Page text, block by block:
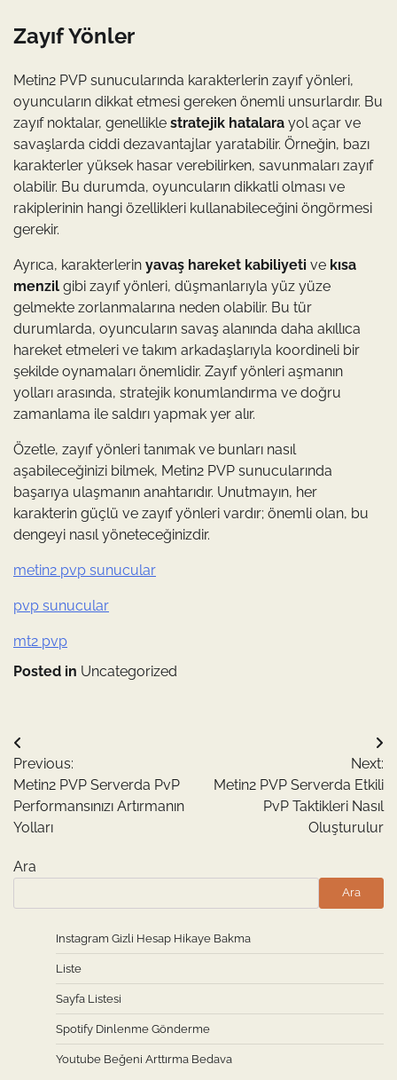
Zayıf Yönler
Metin2 PVP sunucularında karakterlerin zayıf yönleri,
oyuncuların dikkat etmesi gereken önemli unsurlardır. Bu
zayıf noktalar, genellikle stratejik hatalara yol açar ve
savaşlarda ciddi dezavantajlar yaratabilir. Örneğin, bazı
karakterler yüksek hasar verebilirken, savunmaları zayıf
olabilir. Bu durumda, oyuncuların dikkatli olması ve
rakiplerinin hangi özellikleri kullanabileceğini öngörmesi
gerekir.
Ayrıca, karakterlerin yavaş hareket kabiliyeti ve kısa
menzil gibi zayıf yönleri, düşmanlarıyla yüz yüze
gelmekte zorlanmalarına neden olabilir. Bu tür
durumlarda, oyuncuların savaş alanında daha akıllıca
hareket etmeleri ve takım arkadaşlarıyla koordineli bir
şekilde oynamaları önemlidir. Zayıf yönleri aşmanın
yolları arasında, stratejik konumlandırma ve doğru
zamanlama ile saldırı yapmak yer alır.
Özetle, zayıf yönleri tanımak ve bunları nasıl
aşabileceğinizi bilmek, Metin2 PVP sunucularında
başarıya ulaşmanın anahtarıdır. Unutmayın, her
karakterin güçlü ve zayıf yönleri vardır; önemli olan, bu
dengeyi nasıl yöneteceğinizdir.
metin2 pvp sunucular
pvp sunucular
mt2 pvp
Posted in Uncategorized
Yazı
gezinmesi
Previous:
Metin2 PVP Serverda PvP
Performansınızı Artırmanın
Yolları
Next:
Metin2 PVP Serverda Etkili
PvP Taktikleri Nasıl
Oluşturulur
Ara
Ara
Instagram Gizli Hesap Hikaye Bakma
Liste
Sayfa Listesi
Spotify Dinlenme Gönderme
Youtube Beğeni Arttırma Bedava